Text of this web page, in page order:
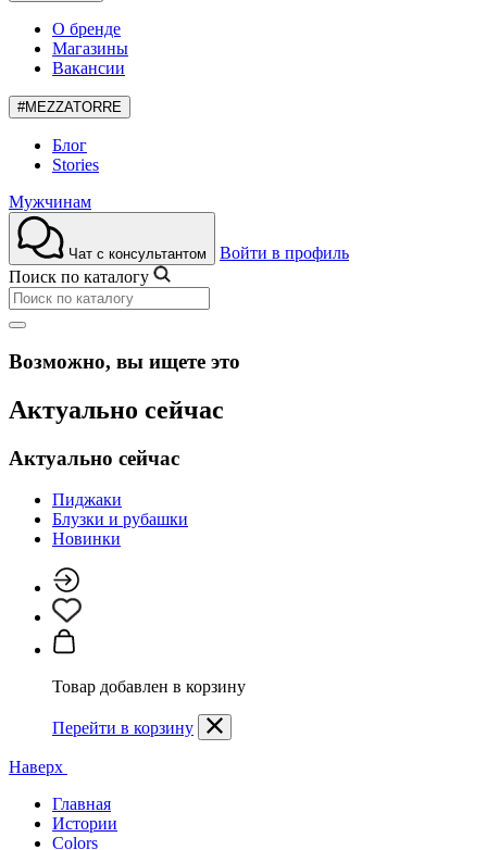
О бренде
Магазины
Вакансии
#MEZZATORRE
Блог
Stories
Мужчинам
Чат с консультантом
Войти в профиль
Поиск по каталогу
Возможно, вы ищете это
Актуально сейчас
Актуально сейчас
Пиджаки
Блузки и рубашки
Новинки
Товар добавлен в корзину
Перейти в корзину
Наверх
Главная
Истории
Colors